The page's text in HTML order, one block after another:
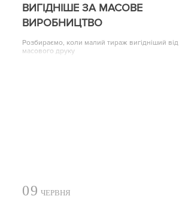
ВИГІДНІШЕ ЗА МАСОВЕ
ВИРОБНИЦТВО
Розбираємо, коли малий тираж вигідніший від
масового друку
09 ЧЕРВНЯ